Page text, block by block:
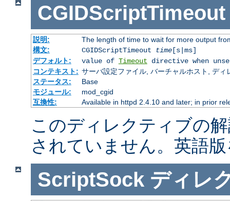
CGIDScriptTimeout
説明:
The length of time to wait for more output
構文:
CGIDScriptTimeout time[s|ms]
デフォルト:
value of Timeout directive when
コンテキスト: サーバ設定ファイル, バーチャルホスト, ディ
ステータス:
Base
モジュール:
mod_cgid
互換性:
Available in httpd 2.4.10 and later; in prior
このディレクティブの
されていません。英語
ScriptSock ディレ